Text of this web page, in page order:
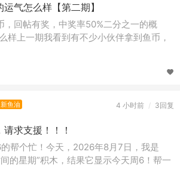
运气怎么样【第二期】
，回帖有奖，中奖率50%二分之一的概
样上一期我看到有不少小伙伴拿到鱼币，
新鱼油 4 小时前 / 3回复
求支援！！！
帮个忙！今天，2026年8月7日，我是
的星期”积木，结果它显示今天周6！帮一